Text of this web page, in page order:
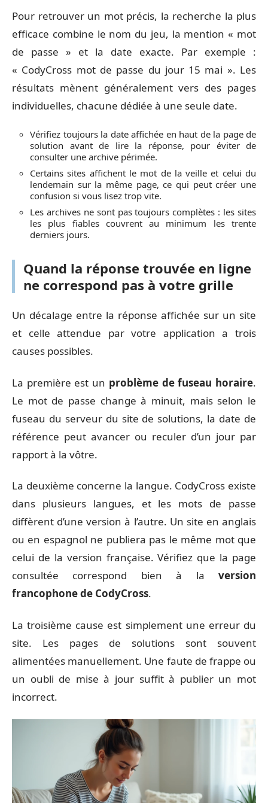
Pour retrouver un mot précis, la recherche la plus
efficace combine le nom du jeu, la mention « mot
de passe » et la date exacte. Par exemple :
« CodyCross mot de passe du jour 15 mai ». Les
résultats mènent généralement vers des pages
individuelles, chacune dédiée à une seule date.
Vérifiez toujours la date affichée en haut de la page de
solution avant de lire la réponse, pour éviter de
consulter une archive périmée.
Certains sites affichent le mot de la veille et celui du
lendemain sur la même page, ce qui peut créer une
confusion si vous lisez trop vite.
Les archives ne sont pas toujours complètes : les sites
les plus fiables couvrent au minimum les trente
derniers jours.
Quand la réponse trouvée en ligne
ne correspond pas à votre grille
Un décalage entre la réponse affichée sur un site
et celle attendue par votre application a trois
causes possibles.
La première est un problème de fuseau horaire.
Le mot de passe change à minuit, mais selon le
fuseau du serveur du site de solutions, la date de
référence peut avancer ou reculer d’un jour par
rapport à la vôtre.
La deuxième concerne la langue. CodyCross existe
dans plusieurs langues, et les mots de passe
diffèrent d’une version à l’autre. Un site en anglais
ou en espagnol ne publiera pas le même mot que
celui de la version française. Vérifiez que la page
consultée correspond bien à la version
francophone de CodyCross.
La troisième cause est simplement une erreur du
site. Les pages de solutions sont souvent
alimentées manuellement. Une faute de frappe ou
un oubli de mise à jour suffit à publier un mot
incorrect.